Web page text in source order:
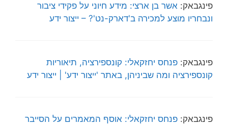
פינגבאק: אשר בן ארצי: מידע חיוני על פקידי ציבור
ונבחריו מוצע למכירה ב'דארק-נט'? – ייצור ידע
פינגבאק: פנחס יחזקאלי: קונספירציה, תיאוריות
קונספירציה ומה שביניהן, באתר 'ייצור ידע' | ייצור ידע
פינגבאק: פנחס יחזקאלי: אוסף המאמרים על הסייבר